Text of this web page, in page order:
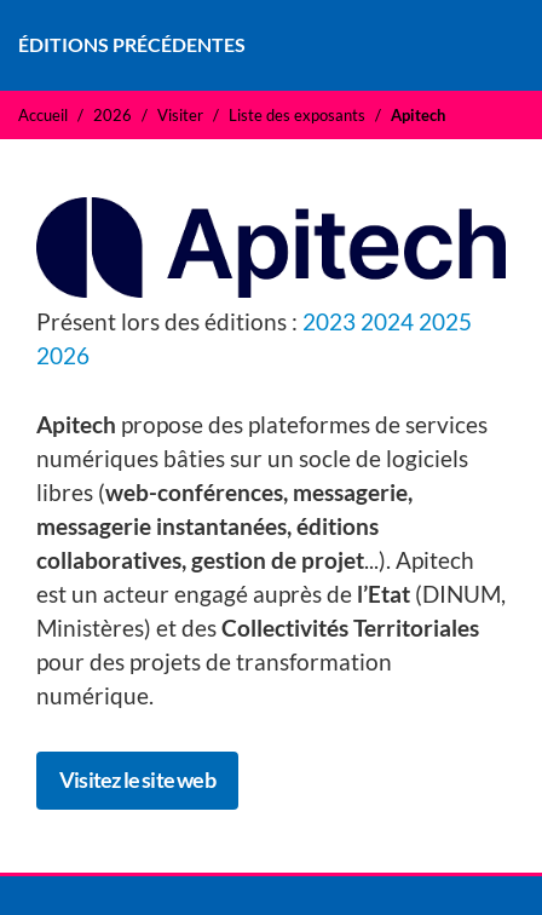
ÉDITIONS PRÉCÉDENTES
Accueil 2026 Visiter Liste des exposants Apitech
Présent lors des éditions : 2023 2024 2025
2026
Apitech propose des plateformes de services
numériques bâties sur un socle de logiciels
libres (web-conférences, messagerie,
messagerie instantanées, éditions
collaboratives, gestion de projet...). Apitech
est un acteur engagé auprès de l’Etat (DINUM,
Ministères) et desCollectivités Territoriales
pour des projets de transformation
numérique.
Visitez le site web